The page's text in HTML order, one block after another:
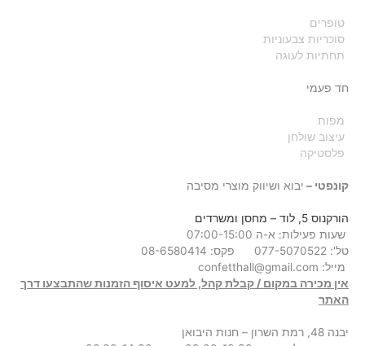
טופרים
סוכריות צבעוניות
תחתיות לעוגה
חד פעמי
מפות
עיצוב שולחן
פלסטיקה
קונפטי – יבוא ושיווק מוצרי מסיבה
הורקנוס 5, לוד
– מחסן ומשרדים
שעות פעילות: א-ה 07:00-15:00
טל': 077-5070522
מייל: confetthall@gmail.com
אין מכירה במקום / קבלת קהל, למעט איסוף הזמנות שהתבצעו דרך
האתר
יבנה 48, רמת השרון – חנות היבואן